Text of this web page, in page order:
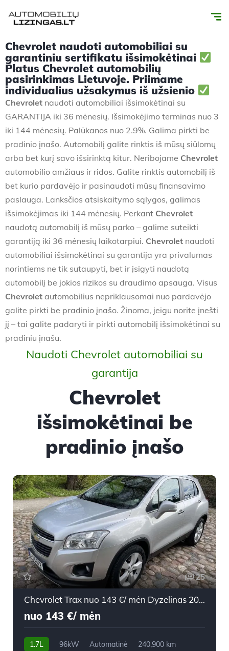
Chevrolet naudoti automobiliai su
garantiniu sertifikatu išsimokėtinai
Platus Chevrolet automobilių
pasirinkimas Lietuvoje. Priimame
individualius užsakymus iš užsienio
Chevrolet naudoti automobiliai išsimokėtinai su
GARANTIJA iki 36 mėnesių. Išsimokėjimo terminas nuo 3
iki 144 mėnesių. Palūkanos nuo 2.9%. Galima pirkti be
pradinio įnašo. Automobilį galite rinktis iš mūsų siūlomų
arba bet kurį savo išsirinktą kitur. Neribojame Chevrolet
automobilio amžiaus ir ridos. Galite rinktis automobilį iš
bet kurio pardavėjo ir pasinaudoti mūsų finansavimo
paslauga. Lanksčios atsiskaitymo sąlygos, galimas
išsimokėjimas iki 144 mėnesių. Perkant Chevrolet
naudotą automobilį iš mūsų parko – galime suteikti
garantiją iki 36 mėnesių laikotarpiui. Chevrolet naudoti
automobiliai išsimokėtinai su garantija yra privalumas
norintiems ne tik sutaupyti, bet ir įsigyti naudotą
automobilį be jokios rizikos su draudimo apsauga. Visus
Chevrolet automobilius nepriklausomai nuo pardavėjo
galite pirkti be pradinio įnašo. Žinoma, jeigu norite įnešti
jį – tai galite padaryti ir pirkti automobilį išsimokėtinai su
pradiniu įnašu.
Naudoti Chevrolet automobiliai su
garantija
Chevrolet
išsimokėtinai be
pradinio įnašo
25
Chevrolet Trax nuo 143 €/ mėn Dyzelinas 2013m. Visureigis Automatinė
nuo 143 €/ mėn
1.7L 96kW Automatinė
240,900 km